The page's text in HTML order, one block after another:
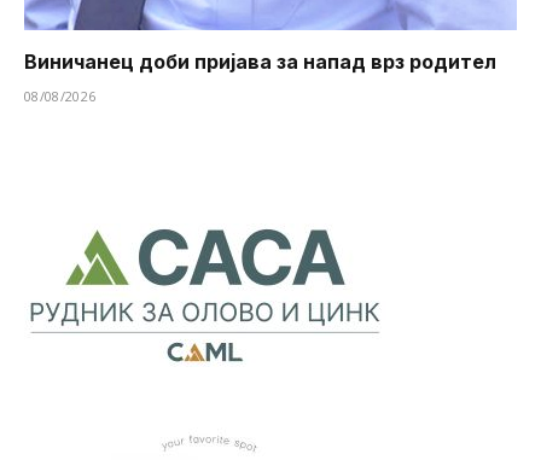
Виничанец доби пријава за напад врз родител
08/08/2026